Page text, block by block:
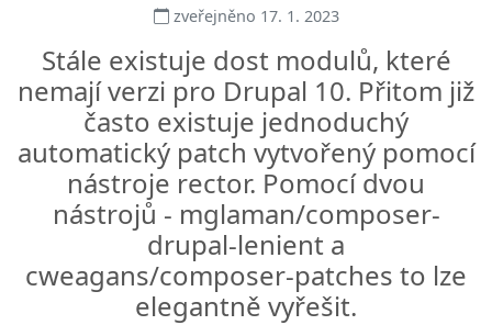
zveřejněno 17. 1. 2023
Stále existuje dost modulů, které
nemají verzi pro Drupal 10. Přitom již
často existuje jednoduchý
automatický patch vytvořený pomocí
nástroje rector. Pomocí dvou
nástrojů - mglaman/composer-
drupal-lenient a
cweagans/composer-patches to lze
elegantně vyřešit.